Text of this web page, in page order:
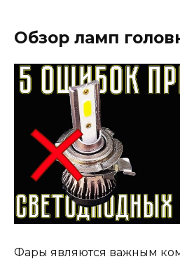
Обзор ламп
Фары являются важным